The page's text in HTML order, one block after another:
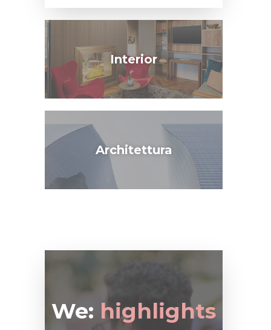
Interior
Architettura
We: highlights